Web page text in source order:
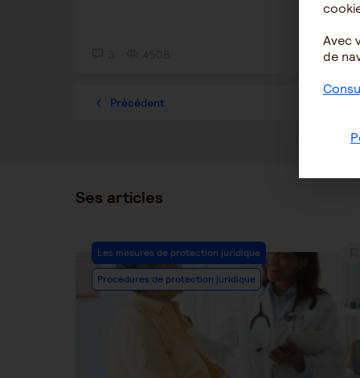
1
Précédent
Ses articles
Post
Category:
Les mesures de protection juridique
Procédures de protection juridique
Avec
de